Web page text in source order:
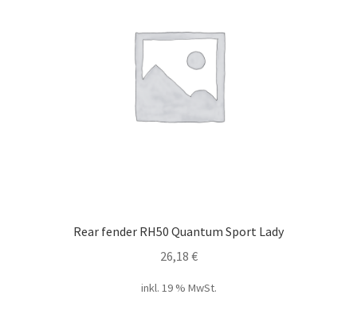
Rear fender RH50 Quantum Sport Lady
26,18 €
inkl. 19 % MwSt.